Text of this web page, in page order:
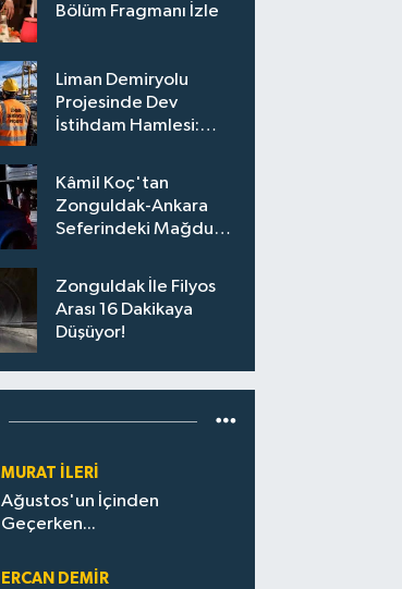
Bölüm Fragmanı İzle
Liman Demiryolu
Projesinde Dev
İstihdam Hamlesi:
Kâmil Koç'tan
Zonguldak-Ankara
Seferindeki Mağdur
Zonguldak İle Filyos
Arası 16 Dakikaya
Düşüyor!
MURAT İLERI
Ağustos'un İçinden
Geçerken...
ERCAN DEMIR